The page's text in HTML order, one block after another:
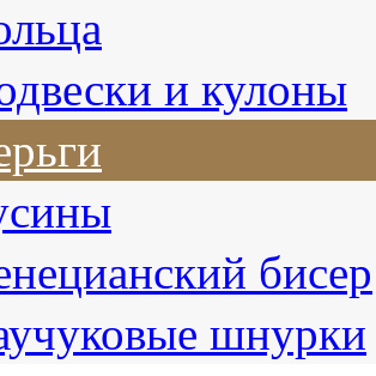
и кулоны
бисер
шнурки